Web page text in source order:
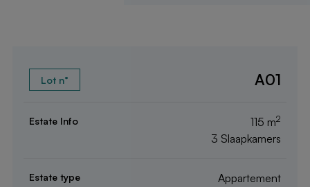
A01
115 m2
3 Slaapkamers
Appartement